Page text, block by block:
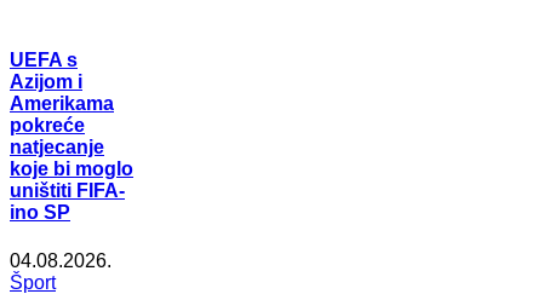
UEFA s
Azijom i
Amerikama
pokreće
natjecanje
koje bi moglo
uništiti FIFA-
ino SP
04.08.2026.
Šport